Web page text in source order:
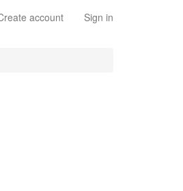
account Sign in